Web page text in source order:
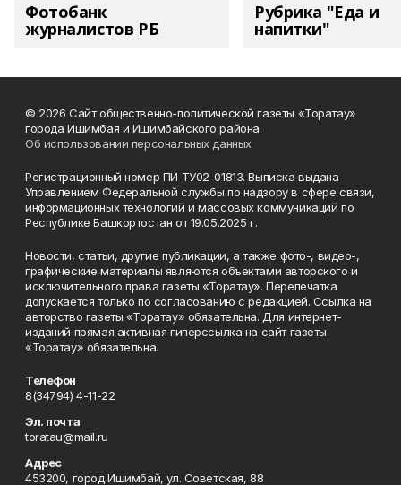
Фотобанк
журналистов РБ
Рубрика "Еда и
напитки"
© 2026 Сайт общественно-политической газеты «Торатау»
города Ишимбая и Ишимбайского района
Об использовании персональных данных
Регистрационный номер ПИ ТУ02-01813. Выписка выдана
Управлением Федеральной службы по надзору в сфере связи,
информационных технологий и массовых коммуникаций по
Республике Башкортостан от 19.05.2025 г.
Новости, статьи, другие публикации, а также фото-, видео-,
графические материалы являются объектами авторского и
исключительного права газеты «Торатау». Перепечатка
допускается только по согласованию с редакцией. Ссылка на
авторство газеты «Торатау» обязательна. Для интернет-
изданий прямая активная гиперссылка на сайт газеты
«Торатау» обязательна.
Телефон
8(34794) 4-11-22
Эл. почта
toratau@mail.ru
Адрес
453200, город Ишимбай, ул. Советская, 88